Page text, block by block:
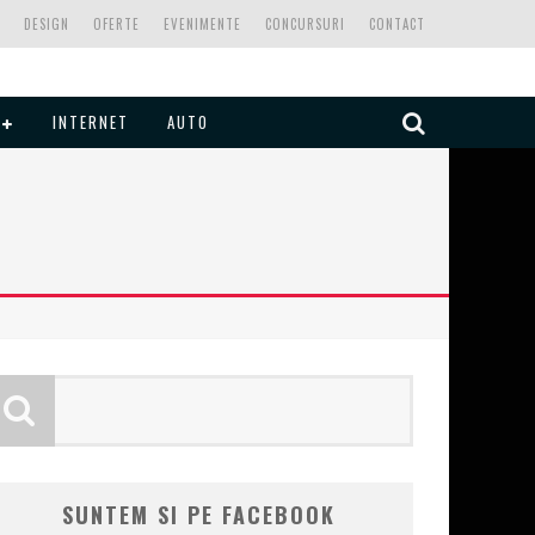
CONTACT
CONCURSURI
EVENIMENTE
OFERTE
DESIGN
INTERNET AUTO
SUNTEM SI PE FACEBOOK